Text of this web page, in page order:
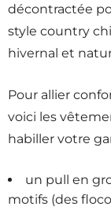
décontractée
style country
hivernal et
Pour allier
voici les
habiller votre
un pull en
motifs (des